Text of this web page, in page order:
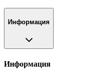
Информация
Информация